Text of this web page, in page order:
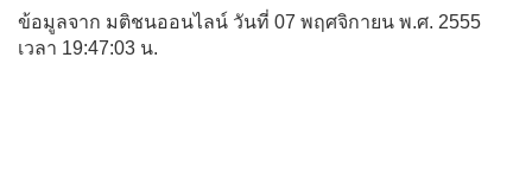
ข้อมูลจาก มติชนออนไลน์ วันที่ 07 พฤศจิกายน พ.ศ. 2555
เวลา 19:47:03 น.